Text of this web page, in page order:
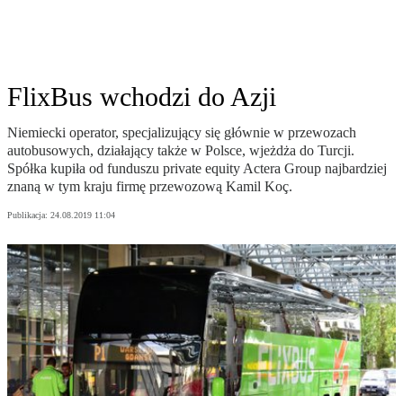
FlixBus wchodzi do Azji
Niemiecki operator, specjalizujący się głównie w przewozach
autobusowych, działający także w Polsce, wjeżdża do Turcji.
Spółka kupiła od funduszu private equity Actera Group najbardziej
znaną w tym kraju firmę przewozową Kamil Koç.
Publikacja: 24.08.2019 11:04